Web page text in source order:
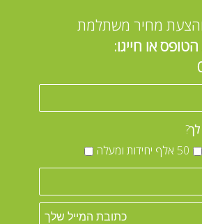
מחיר משתלמת
או חייגו:
?
50 אלף יחידות ומעלה